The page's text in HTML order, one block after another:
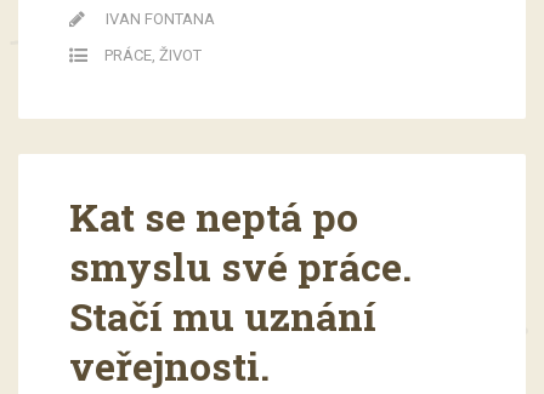
IVAN FONTANA
PRÁCE, ŽIVOT
Kat se neptá po
smyslu své práce.
Stačí mu uznání
veřejnosti.